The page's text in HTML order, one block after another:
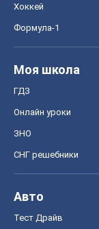
Хоккей
Формула-1
Моя школа
ГДЗ
Онлайн уроки
ЗНО
СНГ решебники
Авто
Тест Драйв